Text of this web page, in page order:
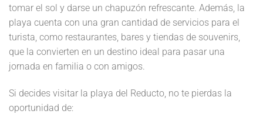
tomar el sol y darse un chapuzón refrescante. Además, la
playa cuenta con una gran cantidad de servicios para el
turista, como restaurantes, bares y tiendas de souvenirs,
que la convierten en un destino ideal para pasar una
jornada en familia o con amigos.
Si decides visitar la playa del Reducto, no te pierdas la
oportunidad de: